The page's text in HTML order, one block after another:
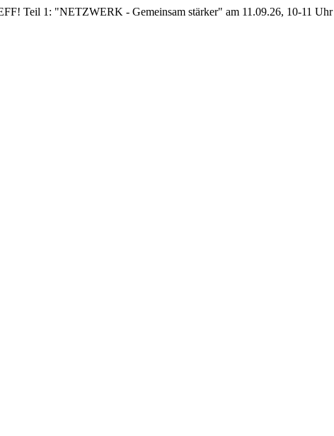
Teil 1: "NETZWERK - Gemeinsam stärker" am 11.09.26, 10-11 Uhr